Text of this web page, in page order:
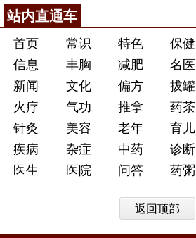
站内直通车
首页 常识 特色 保健
信息
丰胸 减肥 名医
新闻
文化 偏方 拔罐
火疗
气功 推拿 药茶
针灸
美容 老年 育儿
疾病
杂症 中药 诊断
医生
医院 问答 药粥
返回顶部